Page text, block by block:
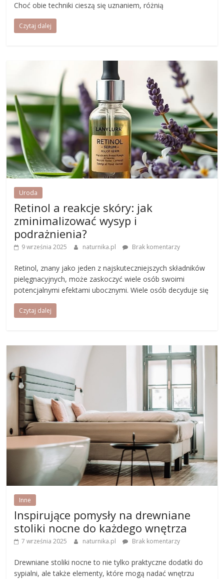
Choć obie techniki cieszą się uznaniem, różnią
Czytaj dalej
Uroda
Retinol a reakcje skóry: jak
zminimalizować wysyp i
podrażnienia?
9 września 2025 naturnika.pl Brak komentarzy
Retinol, znany jako jeden z najskuteczniejszych składników
pielęgnacyjnych, może zaskoczyć wiele osób swoimi
potencjalnymi efektami ubocznymi. Wiele osób decyduje się
Czytaj dalej
Inne
Inspirujące pomysły na drewniane
stoliki nocne do każdego wnętrza
7 września 2025 naturnika.pl Brak komentarzy
Drewniane stoliki nocne to nie tylko praktyczne dodatki do
sypialni, ale także elementy, które mogą nadać wnętrzu